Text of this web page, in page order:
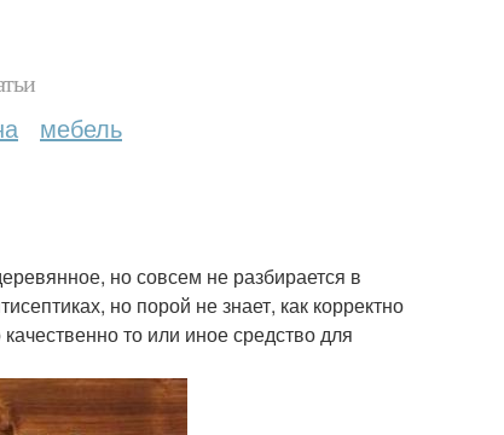
мебель
но совсем не разбирается в
но порой не знает, как корректно
то или иное средство для